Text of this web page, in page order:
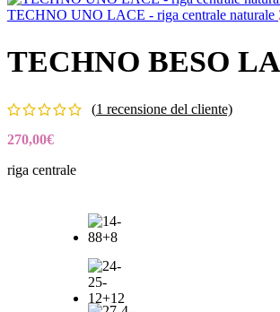
TECHNO UNO LACE - riga centrale naturale
TECHNO BESO
(1 recensione del cliente)
270,00€
riga centrale